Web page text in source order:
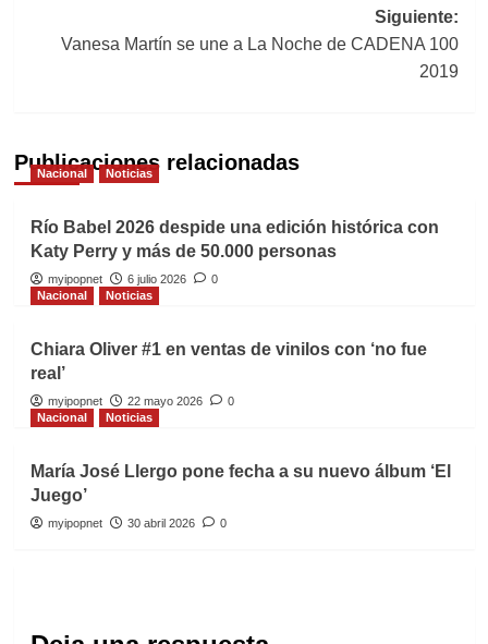
Siguiente:
Vanesa Martín se une a La Noche de CADENA 100
2019
Publicaciones relacionadas
Nacional Noticias
Río Babel 2026 despide una edición histórica con
Katy Perry y más de 50.000 personas
myipopnet 6 julio 2026
0
Nacional
Noticias
Chiara Oliver #1 en ventas de vinilos con ‘no fue
real’
myipopnet 22 mayo 2026
0
Nacional
Noticias
María José Llergo pone fecha a su nuevo álbum ‘El
Juego’
myipopnet 30 abril 2026 0